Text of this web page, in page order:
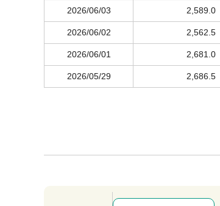
2026/06/03 2,589.0
2026/06/02 2,562.5
2026/06/01 2,681.0
2026/05/29 2,686.5